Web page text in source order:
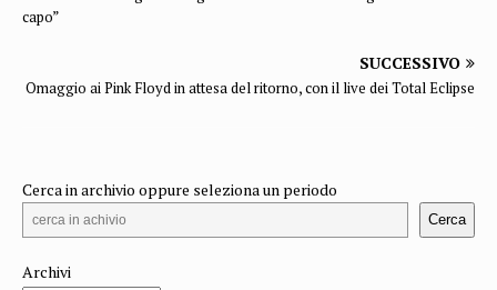
capo”
SUCCESSIVO
Omaggio ai Pink Floyd in attesa del ritorno, con il live dei Total Eclipse
Cerca in archivio oppure seleziona un periodo
Cerca
Archivi